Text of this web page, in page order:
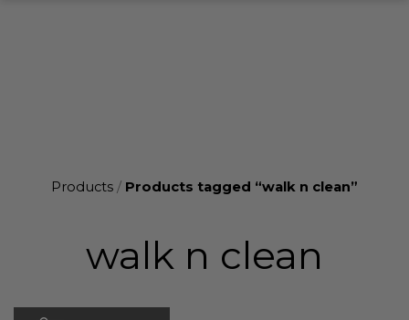
Products / Products tagged “walk n clean”
walk n clean